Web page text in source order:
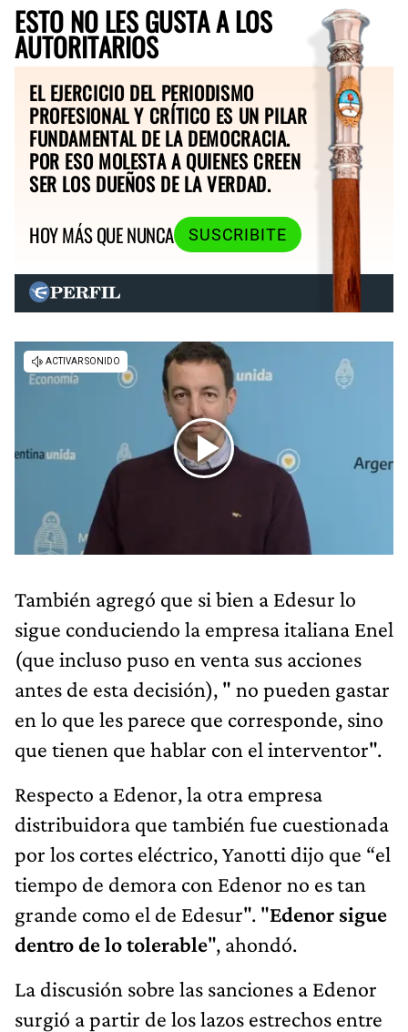
ESTO NO LES GUSTA A LOS
AUTORITARIOS
EL EJERCICIO DEL PERIODISMO
PROFESIONAL Y CRÍTICO ES UN PILAR
FUNDAMENTAL DE LA DEMOCRACIA.
POR ESO MOLESTA A QUIENES CREEN
SER LOS DUEÑOS DE LA VERDAD.
HOY MÁS QUE NUNCA
SUSCRIBITE
También agregó que si bien a Edesur lo
sigue conduciendo la empresa italiana Enel
(que incluso puso en venta sus acciones
antes de esta decisión), " no pueden gastar
en lo que les parece que corresponde, sino
que tienen que hablar con el interventor".
Respecto a Edenor, la otra empresa
distribuidora que también fue cuestionada
por los cortes eléctrico, Yanotti dijo que “el
tiempo de demora con Edenor no es tan
grande como el de Edesur". "Edenor sigue
dentro de lo tolerable", ahondó.
La discusión sobre las sanciones a Edenor
surgió a partir de los lazos estrechos entre